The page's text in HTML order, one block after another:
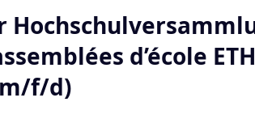
d’école
f/d)